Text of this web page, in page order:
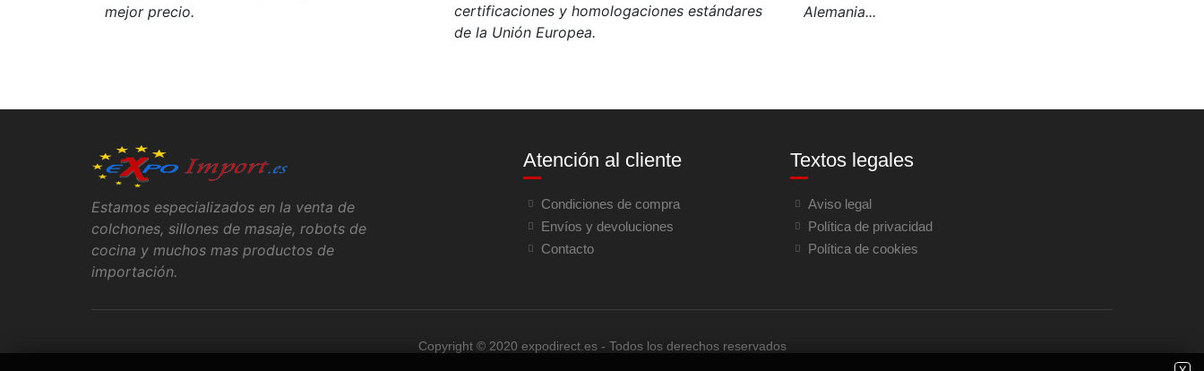
mejor precio.
certificaciones y homologaciones estándares
de la Unión Europea.
Alemania...
Estamos especializados en la venta de
colchones, sillones de masaje, robots de
cocina y muchos mas productos de
importación.
Atención al cliente
Condiciones de compra
Envíos y devoluciones
Contacto
Textos legales
Aviso legal
Política de privacidad
Política de cookies
Copyright © 2020 expodirect.es - Todos los derechos reservados